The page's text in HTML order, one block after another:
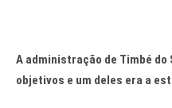
A administração de Timbé
objetivos e um deles era a